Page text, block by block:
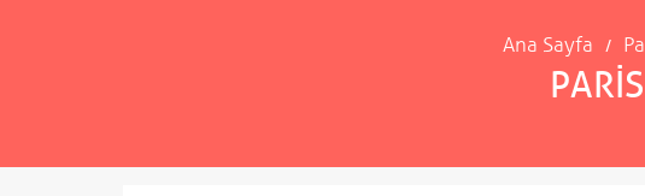
Ana Sayfa